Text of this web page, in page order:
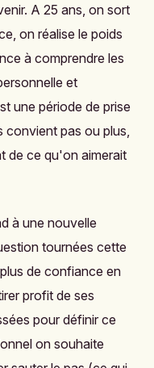
A 25 ans, on sort
on réalise le poids
à comprendre les
et
une période de prise
pas ou plus,
de ce qu'on aimerait
à une nouvelle
tournées cette
de confiance en
profit de ses
pour définir ce
on souhaite